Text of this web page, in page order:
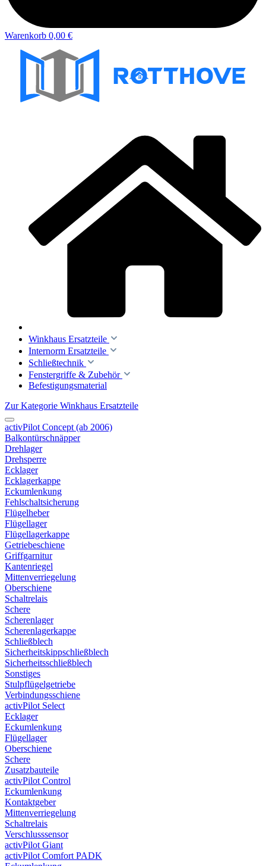
Warenkorb 0,00 €
Winkhaus Ersatzteile
Internorm Ersatzteile
Schließtechnik
Fenstergriffe & Zubehör
Befestigungsmaterial
Zur Kategorie Winkhaus Ersatzteile
activPilot Concept (ab 2006)
Balkontürschnäpper
Drehlager
Drehsperre
Ecklager
Ecklagerkappe
Eckumlenkung
Fehlschaltsicherung
Flügelheber
Flügellager
Flügellagerkappe
Getriebeschiene
Griffgarnitur
Kantenriegel
Mittenverriegelung
Oberschiene
Schaltrelais
Schere
Scherenlager
Scherenlagerkappe
Schließblech
Sicherheitskippschließblech
Sicherheitsschließblech
Sonstiges
Stulpflügelgetriebe
Verbindungsschiene
activPilot Select
Ecklager
Eckumlenkung
Flügellager
Oberschiene
Schere
Zusatzbauteile
activPilot Control
Eckumlenkung
Kontaktgeber
Mittenverriegelung
Schaltrelais
Verschlusssensor
activPilot Giant
activPilot Comfort PADK